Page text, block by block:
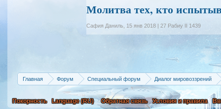
Молитва тех, кто
Сафия Даниль 15 янв 2018 | 27 Рабиу II 1439
Главная Форум Специальный форум Диалог мировоззрений
Покорность Language (RU) Обратная связь Условия и правила